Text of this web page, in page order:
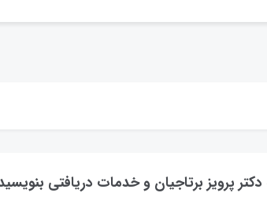
دکتر پرویز برتاجیان و خدمات دریافتی